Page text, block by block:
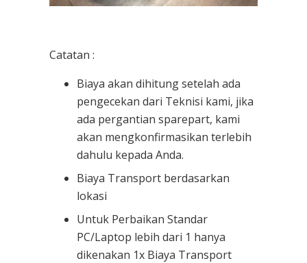
Catatan :
Biaya akan dihitung setelah ada
pengecekan dari Teknisi kami, jika
ada pergantian sparepart, kami
akan mengkonfirmasikan terlebih
dahulu kepada Anda.
Biaya Transport berdasarkan
lokasi
Untuk Perbaikan Standar
PC/Laptop lebih dari 1 hanya
dikenakan 1x Biaya Transport